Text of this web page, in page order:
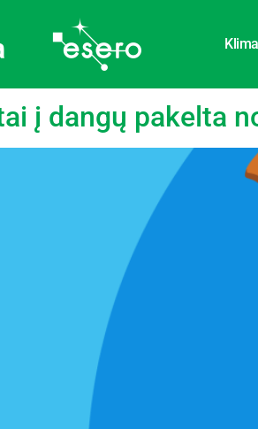
Matematika
į dangų pakelta